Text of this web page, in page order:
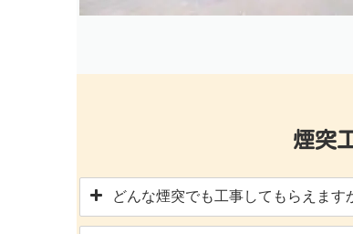
煙突
どんな煙突でも工事してもらえます